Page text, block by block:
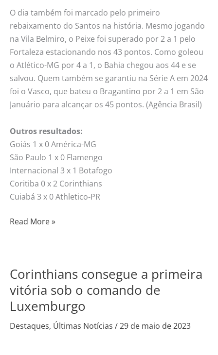
O dia também foi marcado pelo primeiro
rebaixamento do Santos na história. Mesmo jogando
na Vila Belmiro, o Peixe foi superado por 2 a 1 pelo
Fortaleza estacionando nos 43 pontos. Como goleou
o Atlético-MG por 4 a 1, o Bahia chegou aos 44 e se
salvou. Quem também se garantiu na Série A em 2024
foi o Vasco, que bateu o Bragantino por 2 a 1 em São
Januário para alcançar os 45 pontos. (Agência Brasil)
Outros resultados:
Goiás 1 x 0 América-MG
São Paulo 1 x 0 Flamengo
Internacional 3 x 1 Botafogo
Coritiba 0 x 2 Corinthians
Cuiabá 3 x 0 Athletico-PR
Read More »
Corinthians consegue a primeira
vitória sob o comando de
Luxemburgo
Destaques, Últimas Notícias /29 de maio de 2023
Corinthians
consegue
a
primeira
vitória